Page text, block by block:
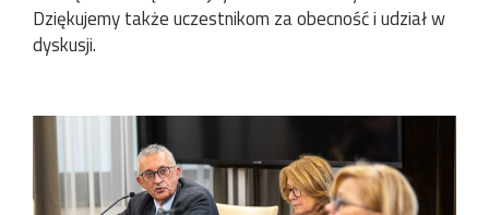
Dziękujemy także uczestnikom za obecność i udział w
dyskusji.